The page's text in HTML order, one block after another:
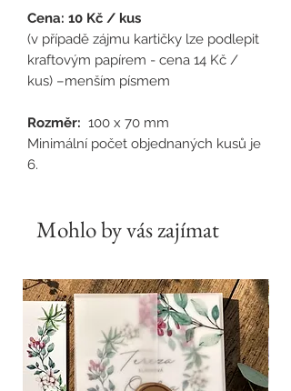
Cena: 10 Kč / kus
(v případě zájmu kartičky lze podlepit
kraftovým papírem - cena 14 Kč /
kus) –menším písmem
Rozměr: 100 x 70 mm
Minimální počet objednaných kusů je
6.
Mohlo by vás zajímat